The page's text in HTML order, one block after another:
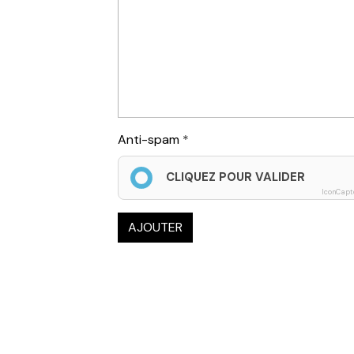
Anti-spam
CLIQUEZ POUR VALIDER
AJOUTER